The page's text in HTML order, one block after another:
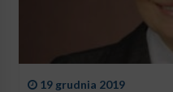
19 grudnia 2019